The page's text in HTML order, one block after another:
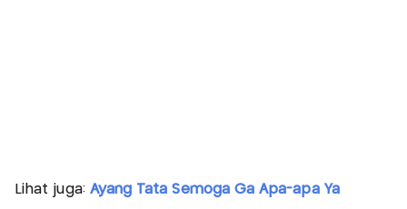
Lihat juga: Ayang Tata Semoga Ga Apa-apa Ya